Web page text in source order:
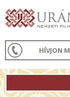
HÍVJON